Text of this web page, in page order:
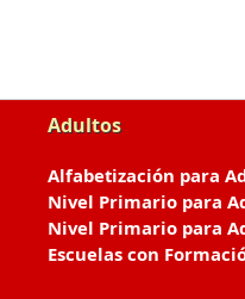
Adultos
Alfabetización para
Nivel Primario para
Nivel Primario para
Escuelas con